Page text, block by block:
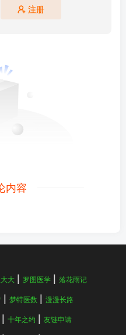
注册
内容
大 罗图医学 落花雨记
梦特医数 漫漫长路
十年之约 友链申请